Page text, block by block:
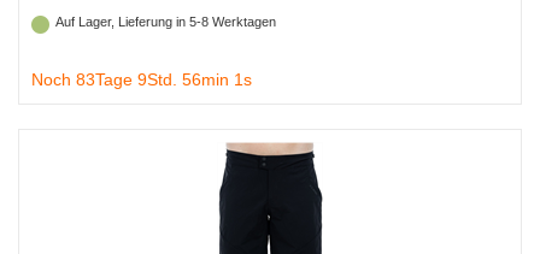
Auf Lager, Lieferung in 5-8 Werktagen
Noch 83Tage 9Std. 56min 0s